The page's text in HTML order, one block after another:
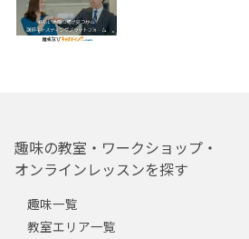
趣味の教室・ワークショップ・
オンラインレッスンを探す
趣味一覧
教室エリア一覧